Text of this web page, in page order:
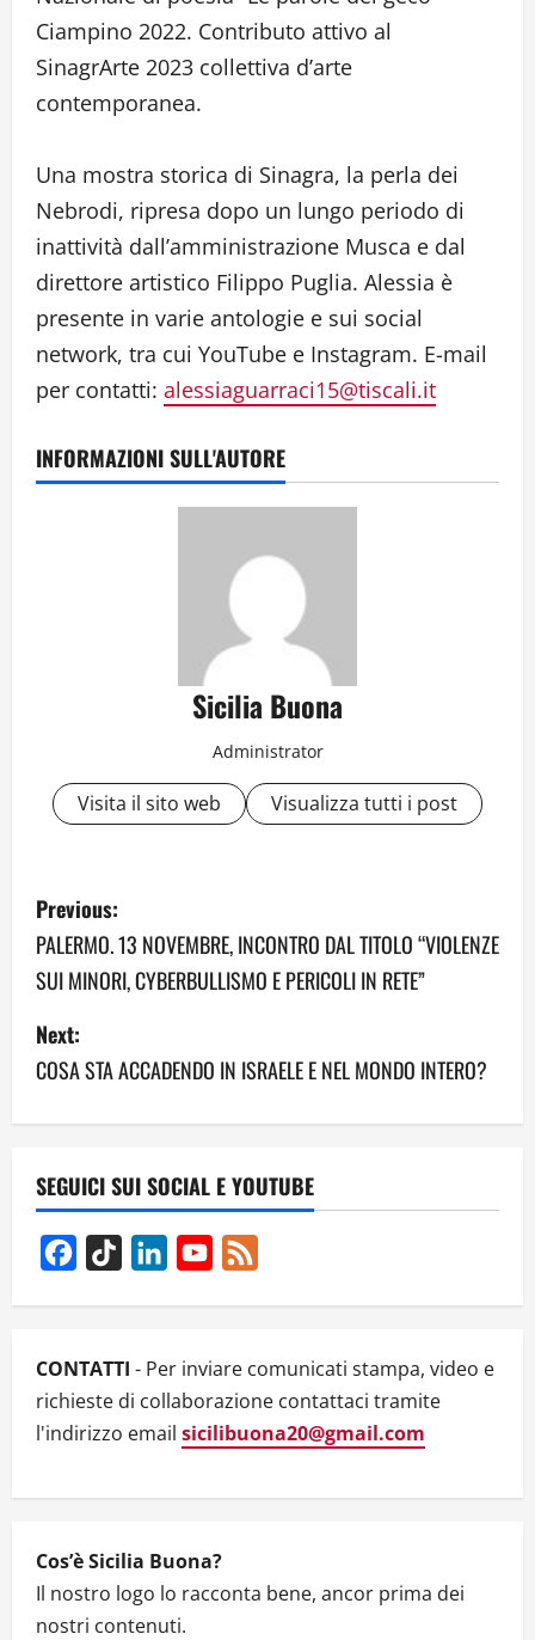
Ciampino 2022. Contributo attivo al
SinagrArte 2023 collettiva d’arte
contemporanea.
Una mostra storica di Sinagra, la perla dei
Nebrodi, ripresa dopo un lungo periodo di
inattività dall’amministrazione Musca e dal
direttore artistico Filippo Puglia. Alessia è
presente in varie antologie e sui social
network, tra cui YouTube e Instagram. E-mail
per contatti: alessiaguarraci15@tiscali.it
INFORMAZIONI SULL'AUTORE
Sicilia Buona
Administrator
Visita il sito web Visualizza tutti i post
P
o
s
t
n
v
i
g
a
t
i
o
n
Previous:
PALERMO. 13 NOVEMBRE, INCONTRO DAL TITOLO “VIOLENZE
SUI MINORI, CYBERBULLISMO E PERICOLI IN RETE”
Next:
COSA STA ACCADENDO IN ISRAELE E NEL MONDO INTERO?
SEGUICI SUI SOCIAL E YOUTUBE
Facebook
TikTok LinkedInYouTube
CONTATTI - Per inviare comunicati stampa, video e
richieste di collaborazione contattaci tramite
l'indirizzo email sicilibuona20@gmail.com
Cos’è Sicilia Buona?
Il nostro logo lo racconta bene, ancor prima dei
nostri contenuti.